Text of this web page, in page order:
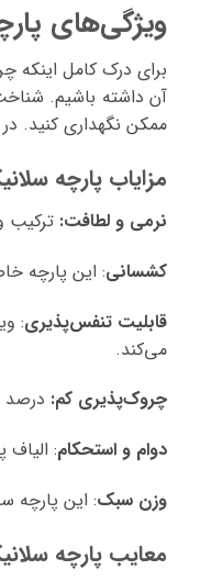
ویژگی‌های
برای درک کامل اینکه
آن داشته باشیم.
ممکن نگهداری کنید.
مزایاب پارچه
نرمی و لطافت: ترکیب
کشسانی: این پارچه
قابلیت تنفس‌پذیری:
می‌کند.
چروک‌پذیری کم: درصد
دوام و استحکام:
وزن سبک: این پارچه
معایب پارچه